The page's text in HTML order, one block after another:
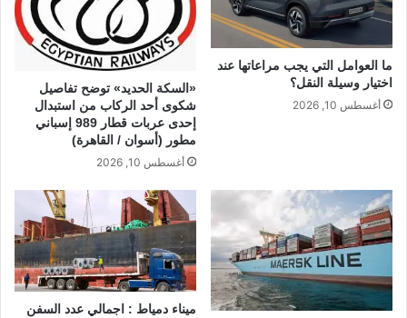
ما العوامل التي يجب مراعاتها عند
اختيار وسيلة النقل؟
أغسطس 10, 2026
«السكة الحديد» توضح تفاصيل
شكوى أحد الركاب من استبدال
إحدى عربات قطار 989 إسباني
مطور (أسوان / القاهرة)
أغسطس 10, 2026
ميناء دمياط : اجمالي عدد السفن